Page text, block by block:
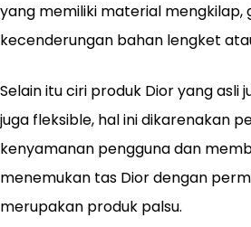
yang memiliki material mengkilap,
kecenderungan bahan lengket
Selain itu ciri produk Dior yang
juga fleksible, hal ini dikarenakan
kenyamanan pengguna dan
menemukan tas Dior dengan
merupakan produk palsu.